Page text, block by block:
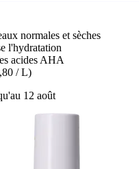
normales et sèches
l'hydratation
acides AHA
/ L)
12 août